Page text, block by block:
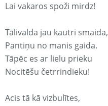
Lai vakaros spoži mirdz!
Tālivalda jau kautri smaida,
Pantiņu no manis gaida.
Tāpēc es ar lielu prieku
Nocitēšu četrrindieku!
Acis tā kā vizbulītes,